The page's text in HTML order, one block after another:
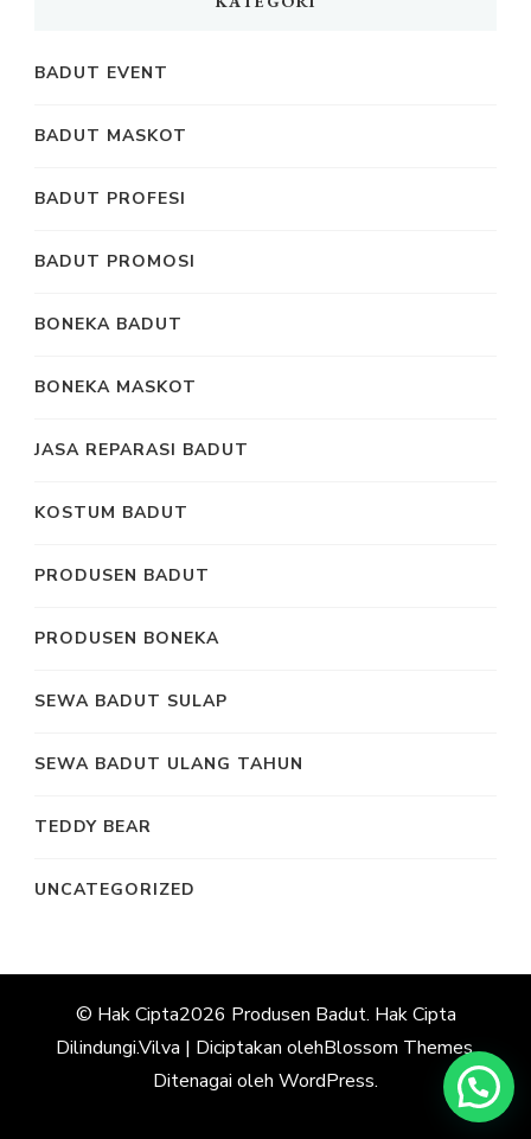
BADUT EVENT
BADUT MASKOT
BADUT PROFESI
BADUT PROMOSI
BONEKA BADUT
BONEKA MASKOT
JASA REPARASI BADUT
KOSTUM BADUT
PRODUSEN BADUT
PRODUSEN BONEKA
SEWA BADUT SULAP
SEWA BADUT ULANG TAHUN
TEDDY BEAR
UNCATEGORIZED
© Hak Cipta2026 Produsen Badut. Hak Cipta
Dilindungi.Vilva | Diciptakan olehBlossom Themes.
Ditenagai oleh WordPress.